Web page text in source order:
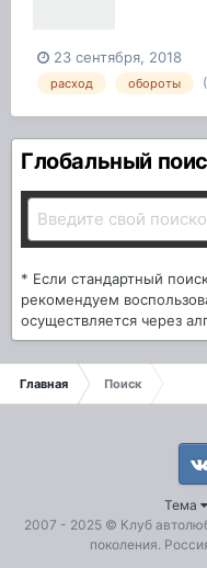
23 сентября, 2018
расход обороты
Глобальный
* Если стандартный
рекомендуем
осуществляется через
Главная Поиск
Тема
2007 - 2025 © Клуб
поколения.